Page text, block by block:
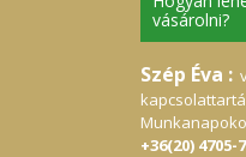
vásárolni?
Szép Éva :
+36(20) 4705-